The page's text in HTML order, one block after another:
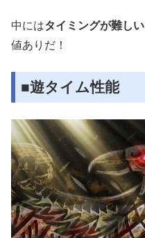
中にはタイミングが難しい
値ありだ！
■遊タイム性能